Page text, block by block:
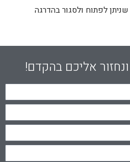
לפתוח ולסגור בהדרגה
אליכם בהקדם!